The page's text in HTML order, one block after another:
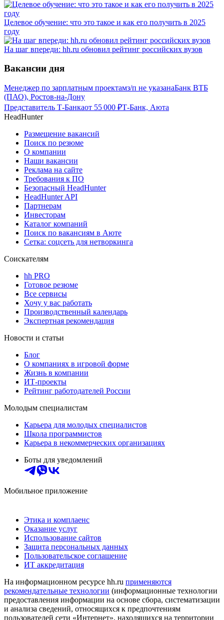
Целевое обучение: что это такое и как его получить в 2025
году
На шаг впереди: hh.ru обновил рейтинг российских вузов
Вакансии дня
Менеджер по зарплатным проектамз/п не указанаБанк ВТБ
(ПАО), Ростов-на-Дону
Представитель Т-Банкаот 55 000 ₽Т-Банк, Аюта
HeadHunter
Размещение вакансий
Поиск по резюме
О компании
Наши вакансии
Реклама на сайте
Требования к ПО
Безопасный HeadHunter
HeadHunter API
Партнерам
Инвесторам
Каталог компаний
Поиск по вакансиям в Аюте
Сетка: соцсеть для нетворкинга
Соискателям
hh PRO
Готовое резюме
Все сервисы
Хочу у вас работать
Производственный календарь
Экспертная рекомендация
Новости и статьи
Блог
О компаниях в игровой форме
Жизнь в компании
ИТ-проекты
Рейтинг работодателей России
Молодым специалистам
Карьера для молодых специалистов
Школа программистов
Карьера в некоммерческих организациях
Боты для уведомлений
Мобильное приложение
Этика и комплаенс
Оказание услуг
Использование сайтов
Защита персональных данных
Пользовательское соглашение
ИТ аккредитация
На информационном ресурсе hh.ru применяются
рекомендательные технологии (информационные технологии
предоставления информации на основе сбора, систематизации
и анализа сведений, относящихся к предпочтениям
пользователей сети «Интернет», находящихся на территории